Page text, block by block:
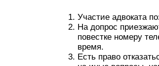
Участие адвоката
На допрос
повестке номеру
время.
Есть право